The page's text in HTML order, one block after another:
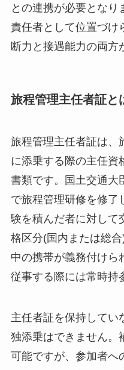
との連携が必要となり
責任者として位置づけ
断力と接遇能力の両方
旅程管理主任者証と
旅程管理主任者証は、
に添乗する際の主任資
書類です。国土交通大
で旅程管理研修を修了
験を積んだ者に対して
格区分(国内または総
中の携帯が義務付けら
従事する際には常時持
主任者証を保持してい
独添乗はできません。
可能ですが、参加者へ